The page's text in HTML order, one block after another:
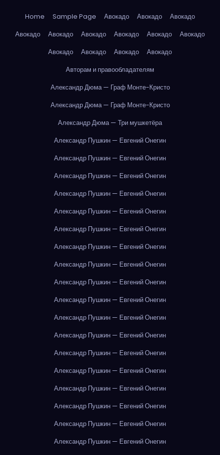
Home Sample Page Авокадо Авокадо
Авокадо
Авокадо
Авокадо Авокадо Авокадо Авокадо
Авокадо
Авокадо
Авокадо Авокадо
Авокадо
Авторам и правообладателям
Александр Дюма — Граф Монте-Кристо
Александр Дюма — Граф Монте-Кристо
Александр Дюма — Три мушкетёра
Александр Пушкин — Евгений Онегин
Александр Пушкин — Евгений Онегин
Александр Пушкин — Евгений Онегин
Александр Пушкин — Евгений Онегин
Александр Пушкин — Евгений Онегин
Александр Пушкин — Евгений Онегин
Александр Пушкин — Евгений Онегин
Александр Пушкин — Евгений Онегин
Александр Пушкин — Евгений Онегин
Александр Пушкин — Евгений Онегин
Александр Пушкин — Евгений Онегин
Александр Пушкин — Евгений Онегин
Александр Пушкин — Евгений Онегин
Александр Пушкин — Евгений Онегин
Александр Пушкин — Евгений Онегин
Александр Пушкин — Евгений Онегин
Александр Пушкин — Евгений Онегин
Александр Пушкин — Евгений Онегин